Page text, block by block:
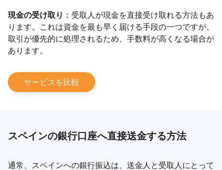
現金の受け取り ：受取人が現金を直接受け取れる方法もあ
ります。これは資金を最も早く届ける手段の一つですが、
取引が優先的に処理されるため、手数料が高くなる場合が
あります。
サービスを比較
スペインの銀行口座へ直接送金する方法
通常、スペインへの銀行振込は、送金人と受取人にとって